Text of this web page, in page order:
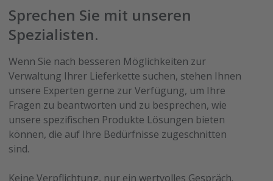
Sprechen Sie mit unseren
Spezialisten.
Wenn Sie nach besseren Möglichkeiten zur
Verwaltung Ihrer Lieferkette suchen, stehen Ihnen
unsere Experten gerne zur Verfügung, um Ihre
Fragen zu beantworten und zu besprechen, wie
unsere spezifischen Produkte Lösungen bieten
können, die auf Ihre Bedürfnisse zugeschnitten
sind.
Keine Verpflichtung, nur ein wertvolles Gespräch.